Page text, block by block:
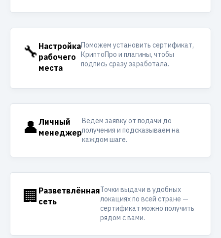
🔧 Настройка
рабочего
места
Поможем установить сертификат,
КриптоПро и плагины, чтобы
подпись сразу заработала.
👤 Личный
менеджер
Ведём заявку от подачи до
получения и подсказываем на
каждом шаге.
🏢 Разветвлённая
сеть
Точки выдачи в удобных
локациях по всей стране —
сертификат можно получить
рядом с вами.